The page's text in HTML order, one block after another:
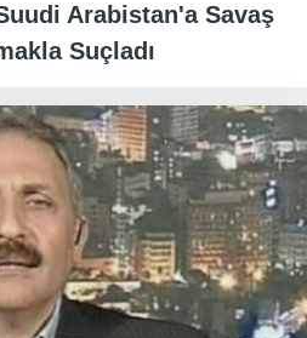
Arabistan'a Savaş
Suçladı